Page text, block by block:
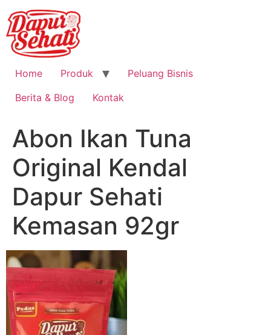
Home Produk
Peluang Bisnis
Berita & Blog
Kontak
Abon Ikan Tuna
Original Kendal
Dapur Sehati
Kemasan 92gr